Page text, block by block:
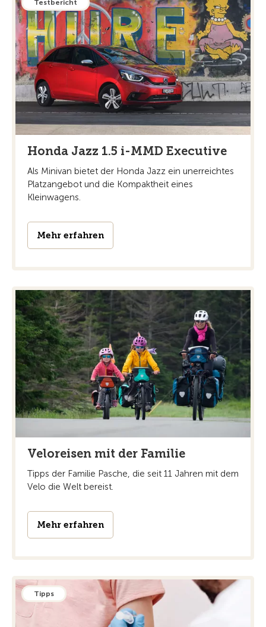
Testbericht
Honda Jazz 1.5 i-MMD Executive
Als Minivan bietet der Honda Jazz ein unerreichtes
Platzangebot und die Kompaktheit eines
Kleinwagens.
Mehr erfahren
Veloreisen mit der Familie
Tipps der Familie Pasche, die seit 11 Jahren mit dem
Velo die Welt bereist.
Mehr erfahren
Tipps